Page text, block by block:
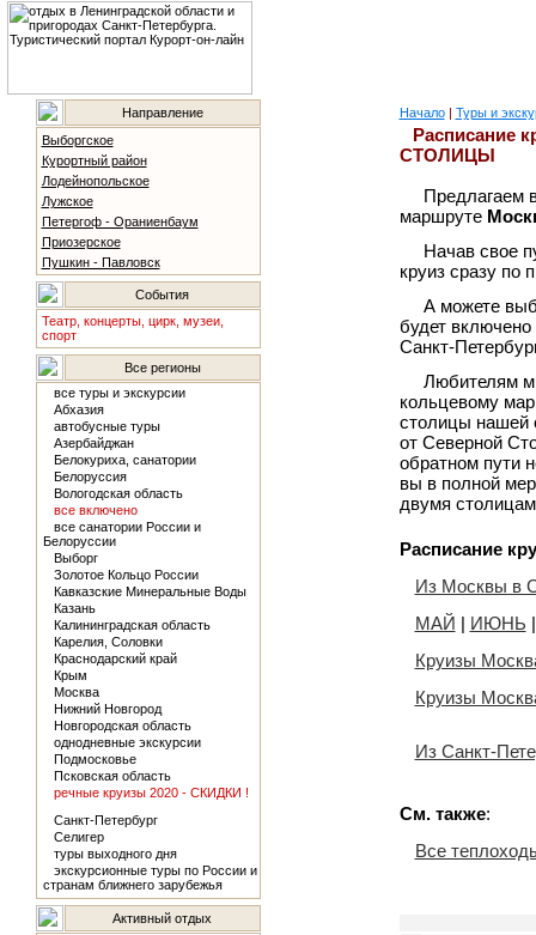
Направление
Выборгское
Курортный район
Лодейнопольское
Лужское
Петергоф - Ораниенбаум
Приозерское
Пушкин - Павловск
События
Театр, концерты, цирк, музеи,
спорт
Все регионы
все туры и экскурсии
Абхазия
автобусные туры
Азербайджан
Белокуриха, санатории
Белоруссия
Вологодская область
все включено
все санатории России и
Белоруссии
Выборг
Золотое Кольцо России
Кавказские Минеральные Воды
Казань
Калининградская область
Карелия, Соловки
Краснодарский край
Крым
Москва
Нижний Новгород
Новгородская область
однодневные экскурсии
Подмосковье
Псковская область
речные круизы 2020 - СКИДКИ !
Санкт-Петербург
Селигер
туры выходного дня
экскурсионные туры по России и
странам ближнего зарубежья
Активный отдых
Начало| Туры и
Расписание
СТОЛИЦЫ
Предлагаем
маршруте
Начав свое
круиз сразу по
А можете
будет
Санкт-
Любителям
кольцевому
столицы нашей
от Северной
обратном пути
вы в полной
двумя
Расписание
Из Москвы в
МАЙ | ИЮНЬ
Круизы
Круизы
Из Санкт-
См. также:
Все